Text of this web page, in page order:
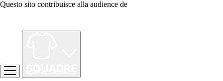
Questo sito contribuisce alla audience de